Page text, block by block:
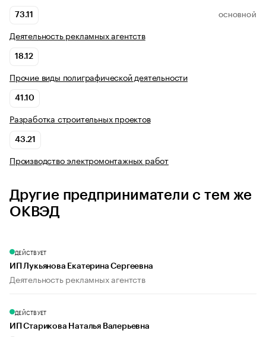
73.11 ОСНОВНОЙ
Деятельность рекламных агентств
18.12
Прочие виды полиграфической деятельности
41.10
Разработка строительных проектов
43.21
Производство электромонтажных работ
Другие предприниматели с тем же
ОКВЭД
ДЕЙСТВУЕТ
ИП Лукьянова Екатерина Сергеевна
Деятельность рекламных агентств
ДЕЙСТВУЕТ
ИП Старикова Наталья Валерьевна